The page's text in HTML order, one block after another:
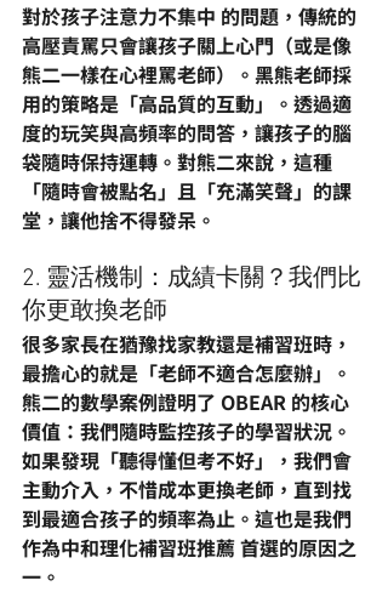
對於孩子注意力不集中 的問題，傳統的
高壓責罵只會讓孩子關上心門（或是像
熊二一樣在心裡罵老師）。黑熊老師採
用的策略是「高品質的互動」。透過適
度的玩笑與高頻率的問答，讓孩子的腦
袋隨時保持運轉。對熊二來說，這種
「隨時會被點名」且「充滿笑聲」的課
堂，讓他捨不得發呆。
2. 靈活機制：成績卡關？我們比
你更敢換老師
很多家長在猶豫找家教還是補習班時，
最擔心的就是「老師不適合怎麼辦」。
熊二的數學案例證明了 OBEAR 的核心
價值：我們隨時監控孩子的學習狀況。
如果發現「聽得懂但考不好」，我們會
主動介入，不惜成本更換老師，直到找
到最適合孩子的頻率為止。這也是我們
作為中和理化補習班推薦 首選的原因之
一。